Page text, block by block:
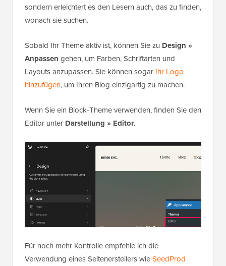
sondern erleichtert es den Lesern auch, das zu finden,
wonach sie suchen.
Sobald Ihr Theme aktiv ist, können Sie zu Design »
Anpassen gehen, um Farben, Schriftarten und
Layouts anzupassen. Sie können sogar Ihr Logo
hinzufügen, um Ihren Blog einzigartig zu machen.
Wenn Sie ein Block-Theme verwenden, finden Sie den
Editor unter Darstellung » Editor.
Für noch mehr Kontrolle empfehle ich die
Verwendung eines Seitenerstellers wieSeedProd